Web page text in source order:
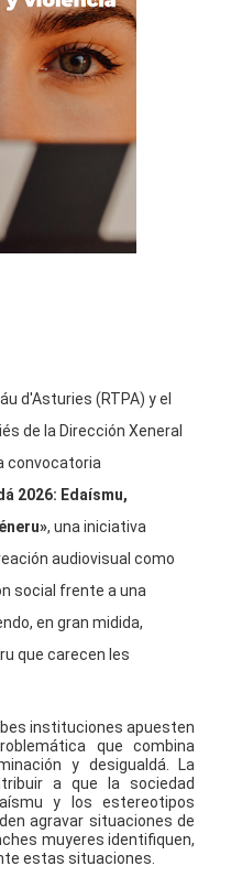
d'Asturies (RTPA) y el
de la Dirección Xeneral
convocatoria
2026: Edaísmu,
, una iniciativa
audiovisual como
social frente a una
en gran midida,
que carecen les
instituciones apuesten
que combina
y desigualdá. La
a que la sociedad
y los estereotipos
agravar situaciones de
muyeres identifiquen,
estas situaciones.